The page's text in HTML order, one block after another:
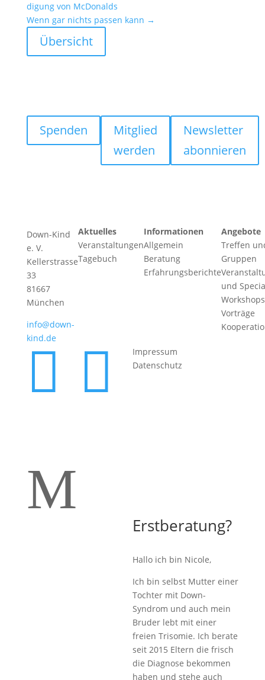
di­gung von McDonalds
Wenn gar nichts passen kann →
Übersicht
Spenden
Mitglied
werden
Newsletter
abonnieren
Down-Kind
e. V.
Kellerstrasse
33
81667
München
info@down-
kind.de
Aktuelles
Veranstaltungen
Tagebuch
Informationen
Allgemein
Beratung
Erfahrungsberichte
Angebote
Treffen
Gruppen
und
Vorträge
 
Impressum
Datenschutz
M
Erstberatung?
Hallo ich bin Nicole,
Ich bin selbst Mutter einer
Tochter mit Down-
Syndrom und auch mein
Bruder lebt mit einer
freien Trisomie. Ich berate
seit 2015 Eltern die frisch
die Diagnose bekommen
haben und stehe auch